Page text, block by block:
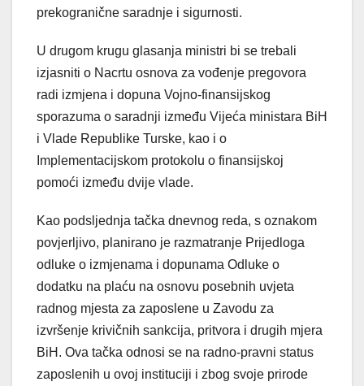
prekogranične saradnje i sigurnosti.
U drugom krugu glasanja ministri bi se trebali
izjasniti o Nacrtu osnova za vođenje pregovora
radi izmjena i dopuna Vojno-finansijskog
sporazuma o saradnji između Vijeća ministara BiH
i Vlade Republike Turske, kao i o
Implementacijskom protokolu o finansijskoj
pomoći između dvije vlade.
Kao podsljednja tačka dnevnog reda, s oznakom
povjerljivo, planirano je razmatranje Prijedloga
odluke o izmjenama i dopunama Odluke o
dodatku na plaću na osnovu posebnih uvjeta
radnog mjesta za zaposlene u Zavodu za
izvršenje krivičnih sankcija, pritvora i drugih mjera
BiH. Ova tačka odnosi se na radno-pravni status
zaposlenih u ovoj instituciji i zbog svoje prirode